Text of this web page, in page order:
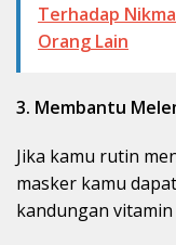
Terhadap
Orang Lain
3. Membantu
Jika kamu rutin
masker kamu
kandungan